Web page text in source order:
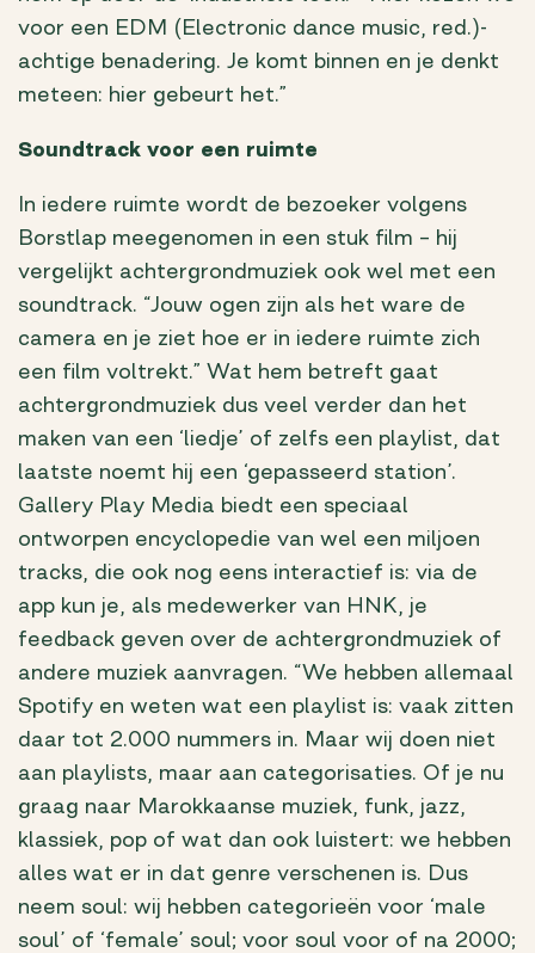
voor een EDM (Electronic dance music, red.)-
achtige benadering. Je komt binnen en je denkt
meteen: hier gebeurt het.”
Soundtrack voor een ruimte
In iedere ruimte wordt de bezoeker volgens
Borstlap meegenomen in een stuk film – hij
vergelijkt achtergrondmuziek ook wel met een
soundtrack. “Jouw ogen zijn als het ware de
camera en je ziet hoe er in iedere ruimte zich
een film voltrekt.” Wat hem betreft gaat
achtergrondmuziek dus veel verder dan het
maken van een ‘liedje’ of zelfs een playlist, dat
laatste noemt hij een ‘gepasseerd station’.
Gallery Play Media biedt een speciaal
ontworpen encyclopedie van wel een miljoen
tracks, die ook nog eens interactief is: via de
app kun je, als medewerker van HNK, je
feedback geven over de achtergrondmuziek of
andere muziek aanvragen. “We hebben allemaal
Spotify en weten wat een playlist is: vaak zitten
daar tot 2.000 nummers in. Maar wij doen niet
aan playlists, maar aan categorisaties. Of je nu
graag naar Marokkaanse muziek, funk, jazz,
klassiek, pop of wat dan ook luistert: we hebben
alles wat er in dat genre verschenen is. Dus
neem soul: wij hebben categorieën voor ‘male
soul’ of ‘female’ soul; voor soul voor of na 2000;